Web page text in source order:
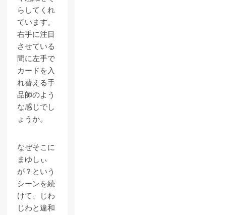
らしてくれ
ています。
右手に注目
させている
間に左手で
カードを入
れ替える手
品師のよう
な感じでし
ょうか。
なぜそこに
まゆしぃ
が？という
シーンを続
けて、じわ
じわと違和